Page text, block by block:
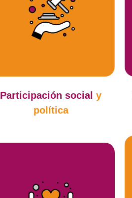
Participación social y
política